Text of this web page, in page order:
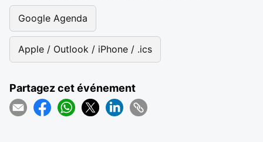
Google Agenda
Apple / Outlook / iPhone / .ics
Partagez cet événement